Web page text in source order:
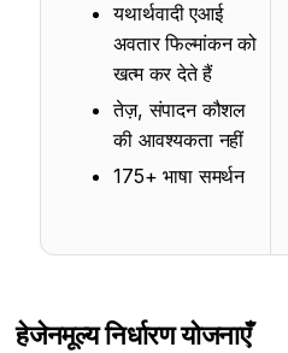
यथार्थवादी एआई
अवतार फिल्मांकन को
खत्म कर देते हैं
तेज़, संपादन कौशल
की आवश्यकता नहीं
175+ भाषा समर्थन
हेजेनमूल्य निर्धारण योजनाएँ